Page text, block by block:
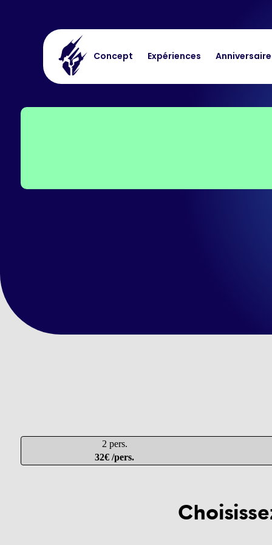
Concept Expériences
2 pers.
32€ /pers.